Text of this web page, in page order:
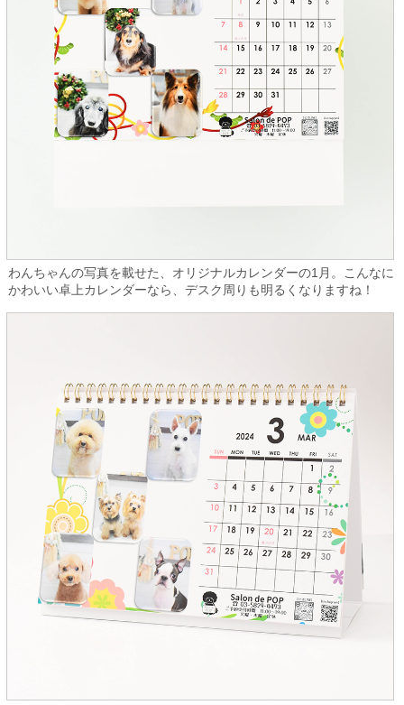
わんちゃんの写真を載せた、オリジナルカレンダーの1月。こんなに
かわいい卓上カレンダーなら、デスク周りも明るくなりますね！